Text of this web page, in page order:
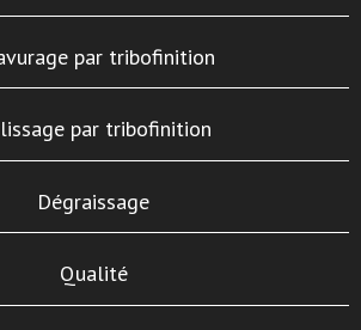
par tribofinition
par tribofinition
Dégraissage
Qualité